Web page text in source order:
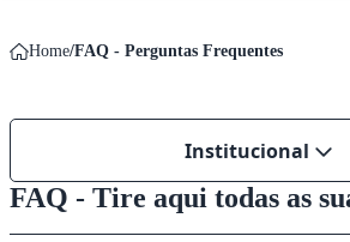
Home FAQ - Perguntas Frequentes
Institucional
FAQ - Tire aqui todas as